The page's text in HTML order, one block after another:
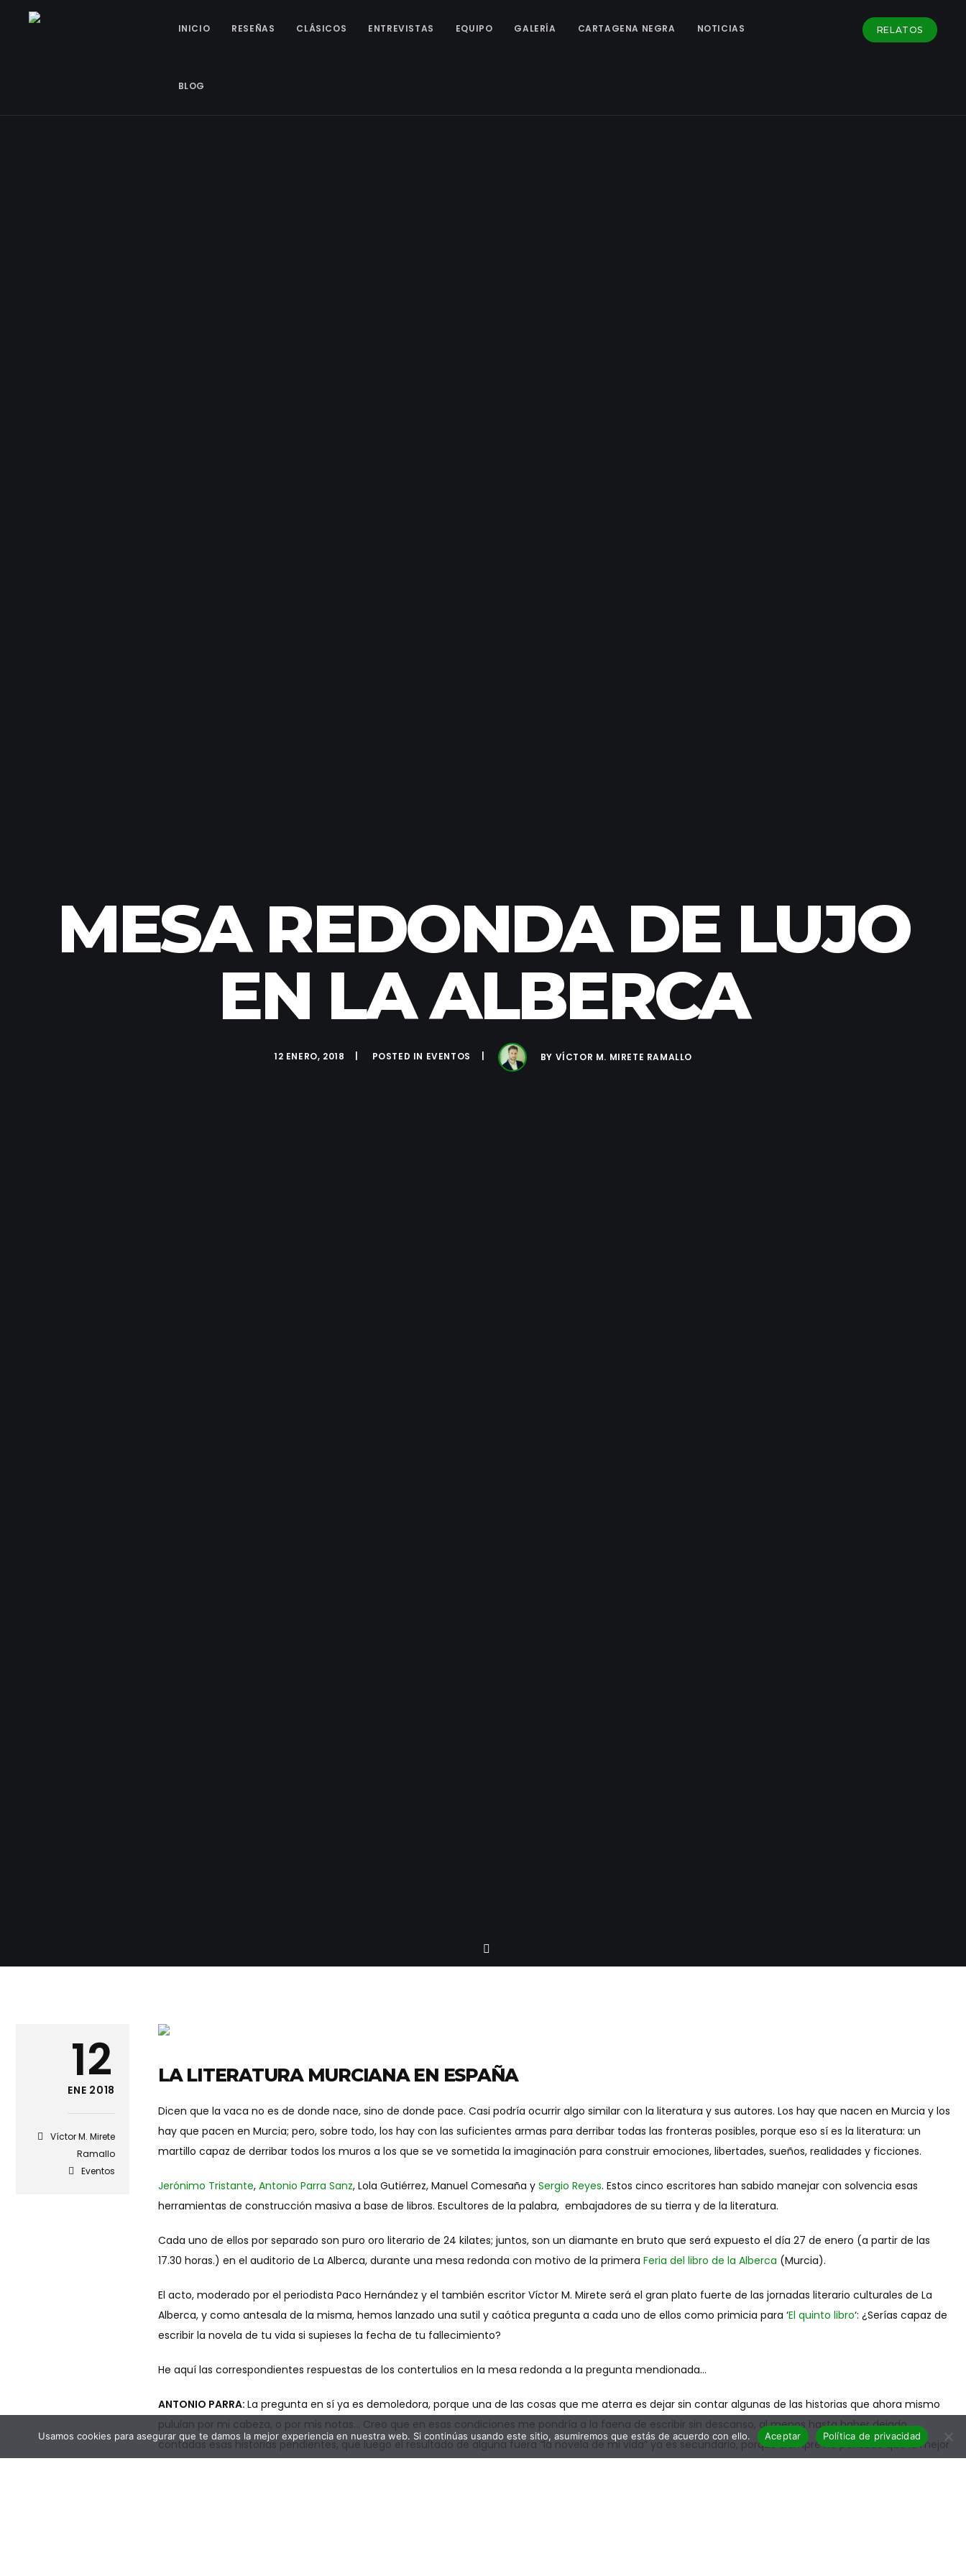
INICIO RESEÑAS CLÁSICOS ENTREVISTAS EQUIPO GALERÍA CARTAGENA NEGRA NOTICIAS
BLOG
RELATOS
MESA REDONDA DE LUJO
EN LA ALBERCA
12 ENERO, 2018 POSTED IN EVENTOS BY VÍCTOR M. MIRETE RAMALLO
12
ENE 2018
Víctor M. Mirete
Ramallo
Eventos
LA LITERATURA MURCIANA EN ESPAÑA
Dicen que la vaca no es de donde nace, sino de donde pace. Casi podría ocurrir algo similar con la literatura y sus autores. Los hay que nacen en Murcia y los
hay que pacen en Murcia; pero, sobre todo, los hay con las suficientes armas para derribar todas las fronteras posibles, porque eso sí es la literatura: un
martillo capaz de derribar todos los muros a los que se ve sometida la imaginación para construir emociones, libertades, sueños, realidades y ficciones.
Jerónimo Tristante, Antonio Parra Sanz, Lola Gutiérrez, Manuel Comesaña y Sergio Reyes. Estos cinco escritores han sabido manejar con solvencia esas
herramientas de construcción masiva a base de libros. Escultores de la palabra, embajadores de su tierra y de la literatura.
Cada uno de ellos por separado son puro oro literario de 24 kilates; juntos, son un diamante en bruto que será expuesto el día 27 de enero (a partir de las
17.30 horas.) en el auditorio de La Alberca, durante una mesa redonda con motivo de la primera Feria del libro de la Alberca (Murcia).
El acto, moderado por el periodista Paco Hernández y el también escritor Víctor M. Mirete será el gran plato fuerte de las jornadas literario culturales de La
Alberca, y como antesala de la misma, hemos lanzado una sutil y caótica pregunta a cada uno de ellos como primicia para ‘El quinto libro‘: ¿Serías capaz de
escribir la novela de tu vida si supieses la fecha de tu fallecimiento?
He aquí las correspondientes respuestas de los contertulios en la mesa redonda a la pregunta mendionada…
ANTONIO PARRA: La pregunta en sí ya es demoledora, porque una de las cosas que me aterra es dejar sin contar algunas de las historias que ahora mismo
pululan por mi cabeza, o por mis notas… Creo que en esas condiciones me pondría a la faena de escribir sin descanso, al menos hasta haber dejado
contadas esas historias pendientes, que luego el resultado de alguna fuera “la novela de mi vida” ya es secundario, porque siempre he pensado que la mejor
Usamos cookies para asegurar que te damos la mejor experiencia en nuestra web. Si continúas usando este sitio, asumiremos que estás de acuerdo con ello. Aceptar Política de privacidad